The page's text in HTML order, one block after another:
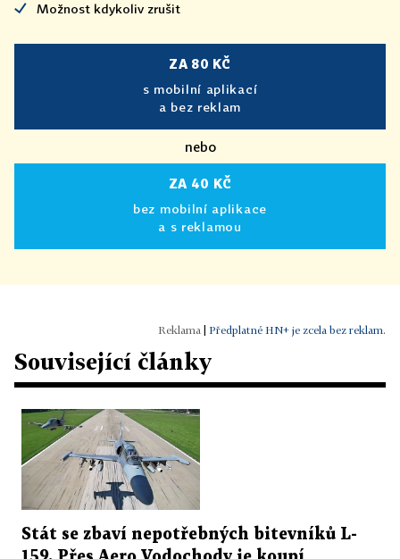
Možnost kdykoliv zrušit
ZA 80 KČ
s mobilní aplikací
a bez reklam
nebo
ZA 40 KČ
bez mobilní aplikace
a s reklamou
Předplatné HN+ je zcela bez reklam.
Související články
Stát se zbaví nepotřebných bitevníků L-